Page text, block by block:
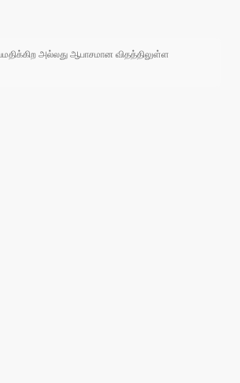
அல்லது ஆபாசமான விதத்திலுள்ள